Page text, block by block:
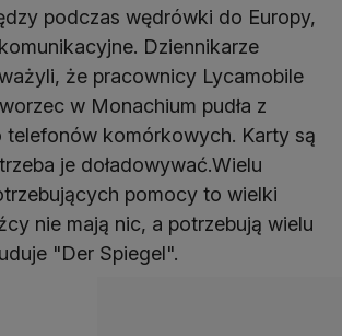
podczas wędrówki do Europy,
Dziennikarze
że pracownicy Lycamobile
w Monachium pudła z
telefonów komórkowych. Karty są
je doładowywać.Wielu
pomocy to wielki
nie mają nic, a potrzebują wielu
"Der Spiegel".